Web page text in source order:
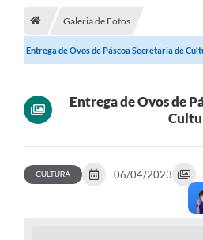
LGPD
Licitações
Publicações
Galeria de Fotos
Entrega de Ovos de Páscoa Secretaria de
Entrega de Ovos de
CULTURA 06/04/2023